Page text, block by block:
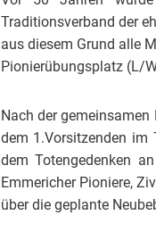
Traditionsverband der
aus diesem Grund alle
Pionierübungsplatz (L/
Nach der
dem 1.Vorsitzenden im
dem Totengedenken
Emmericher Pioniere,
über die geplante